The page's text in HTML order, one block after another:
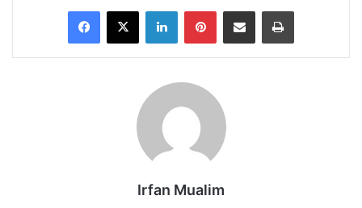
Facebook
X LinkedInPinterestShare via Email Print
Irfan Mualim